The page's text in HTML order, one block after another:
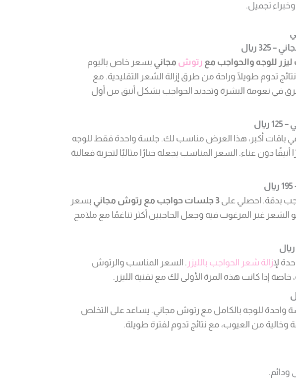
تجميل.
رتوش مجاني بسعر خاص باليوم
تدوم طويلًا وراحة من طرق إزالة الشعر التقليدية. مع
في نعومة البشرة وتحديد الحواجب بشكل أنيق من أول
في باقات أكبر، هذا العرض مناسب لك. جلسة واحدة فقط للوجه
دون عناء. السعر المناسب يجعله خيارًا مثاليًا لتجربة فعالية
بدقة. احصلي على 3 جلسات حواجب مع رتوش مجاني
بسعر
غير المرغوب فيه وجعل الحاجبين أكثر تناغمًا مع ملامح
لإزالة شعر الحواجب بالليزر . السعر المناسب والرتوش
إذا كانت هذه المرة الأولى لك مع تقنية الليزر.
للوجه بالكامل مع رتوش مجاني. يساعد على التخلص
وخالية من العيوب، مع نتائج تدوم لفترة طويلة.
ودائم.